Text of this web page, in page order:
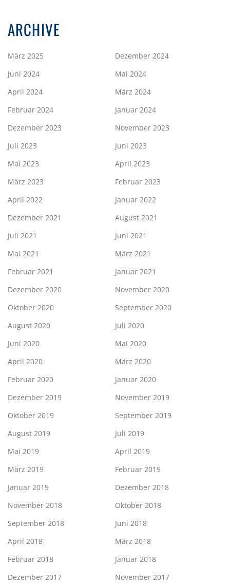
ARCHIVE
März 2025
Dezember 2024
Juni 2024
Mai 2024
April 2024
März 2024
Februar 2024
Januar 2024
Dezember 2023
November 2023
Juli 2023
Juni 2023
Mai 2023
April 2023
März 2023
Februar 2023
April 2022
Januar 2022
Dezember 2021
August 2021
Juli 2021
Juni 2021
Mai 2021
März 2021
Februar 2021
Januar 2021
Dezember 2020
November 2020
Oktober 2020
September 2020
August 2020
Juli 2020
Juni 2020
Mai 2020
April 2020
März 2020
Februar 2020
Januar 2020
Dezember 2019
November 2019
Oktober 2019
September 2019
August 2019
Juli 2019
Mai 2019
April 2019
März 2019
Februar 2019
Januar 2019
Dezember 2018
November 2018
Oktober 2018
September 2018
Juni 2018
April 2018
März 2018
Februar 2018
Januar 2018
Dezember 2017
November 2017